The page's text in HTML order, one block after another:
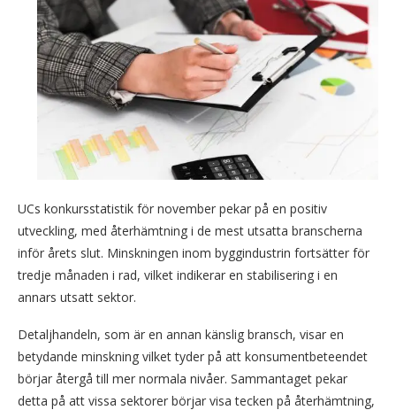
UCs konkursstatistik för november pekar på en positiv
utveckling, med återhämtning i de mest utsatta branscherna
inför årets slut. Minskningen inom byggindustrin fortsätter för
tredje månaden i rad, vilket indikerar en stabilisering i en
annars utsatt sektor.
Detaljhandeln, som är en annan känslig bransch, visar en
betydande minskning vilket tyder på att konsumentbeteendet
börjar återgå till mer normala nivåer. Sammantaget pekar
detta på att vissa sektorer börjar visa tecken på återhämtning,